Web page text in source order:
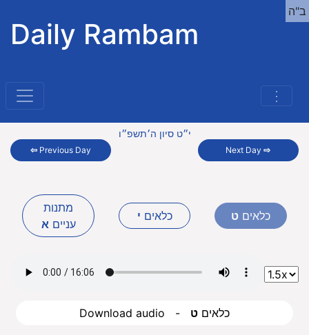
Daily Rambam
⋮
ב"ה
⇦ Previous Day
י״ט סיון ה׳תשפ״ו
Next Day⇨
מתנות
ענייםא
כלאים י כלאים ט
Download audio - כלאים ט